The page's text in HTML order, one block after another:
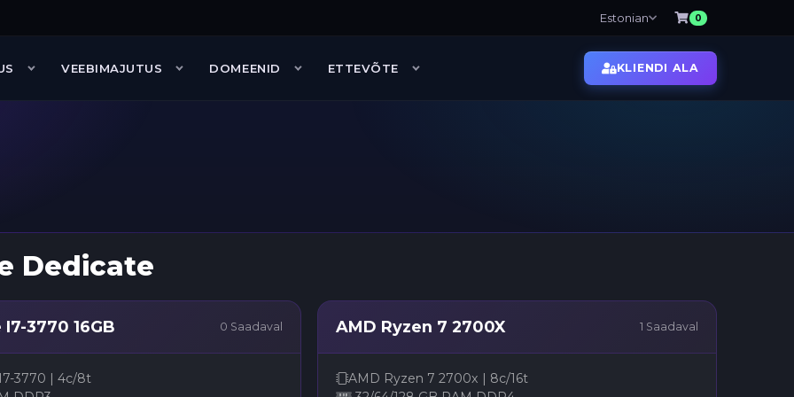
Estonian 0
VEEBIMAJUTUS DOMEENID ETTEVÕTE
Võta meiega
KLIENDI ALA
Dedicate
3770 16GB 0 Saadaval
3770 | 4c/8t
AMD Ryzen 7 2700X 1 Saadaval
AMD Ryzen 7 2700x | 8c/16t